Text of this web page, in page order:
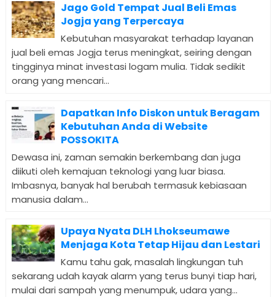
Jago Gold Tempat Jual Beli Emas
Jogja yang Terpercaya
Kebutuhan masyarakat terhadap layanan
jual beli emas Jogja terus meningkat, seiring dengan
tingginya minat investasi logam mulia. Tidak sedikit
orang yang mencari...
Dapatkan Info Diskon untuk Beragam
Kebutuhan Anda di Website
POSSOKITA
Dewasa ini, zaman semakin berkembang dan juga
diikuti oleh kemajuan teknologi yang luar biasa.
Imbasnya, banyak hal berubah termasuk kebiasaan
manusia dalam...
Upaya Nyata DLH Lhokseumawe
Menjaga Kota Tetap Hijau dan Lestari
Kamu tahu gak, masalah lingkungan tuh
sekarang udah kayak alarm yang terus bunyi tiap hari,
mulai dari sampah yang menumpuk, udara yang...